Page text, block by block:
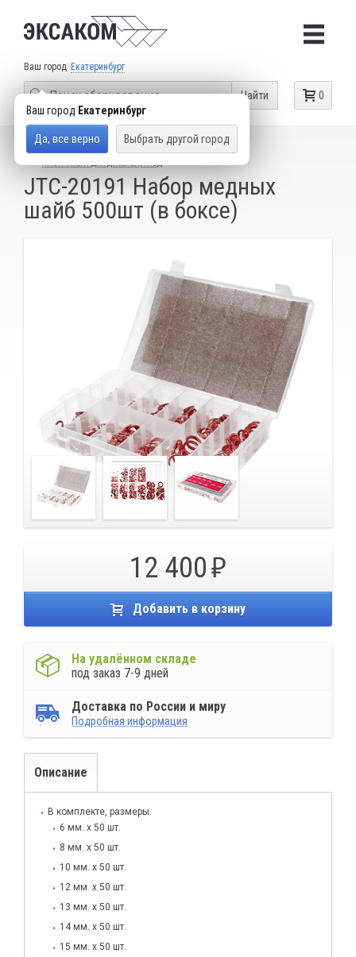
Ваш город Екатеринбург
Ваш город Екатеринбург
Да, все верно Выбрать другой город
0
Найти
КАТАЛОГ ТОВАРОВ
СПЕЦИАЛЬНЫЙ ИНСТРУМЕНТ
JTC-20191 Набор медных
шайб 500шт (в боксе)
12 400
Добавить в корзину
На удалённом складе
под заказ 7-9 дней
Доставка по России и миру
Подробная информация
Описание
В комплекте, размеры:
6 мм. х 50 шт.
8 мм. х 50 шт.
10 мм. х 50 шт.
12 мм. х 50 шт.
13 мм. х 50 шт.
14 мм. х 50 шт.
15 мм. х 50 шт.